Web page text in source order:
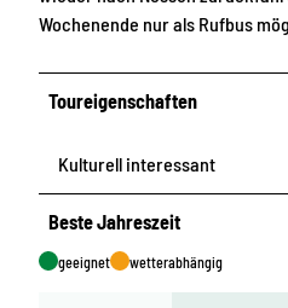
Wochenende nur als Rufbus
Toureigenschaften
Kulturell interessant
Beste Jahreszeit
geeignet wetterabhängig